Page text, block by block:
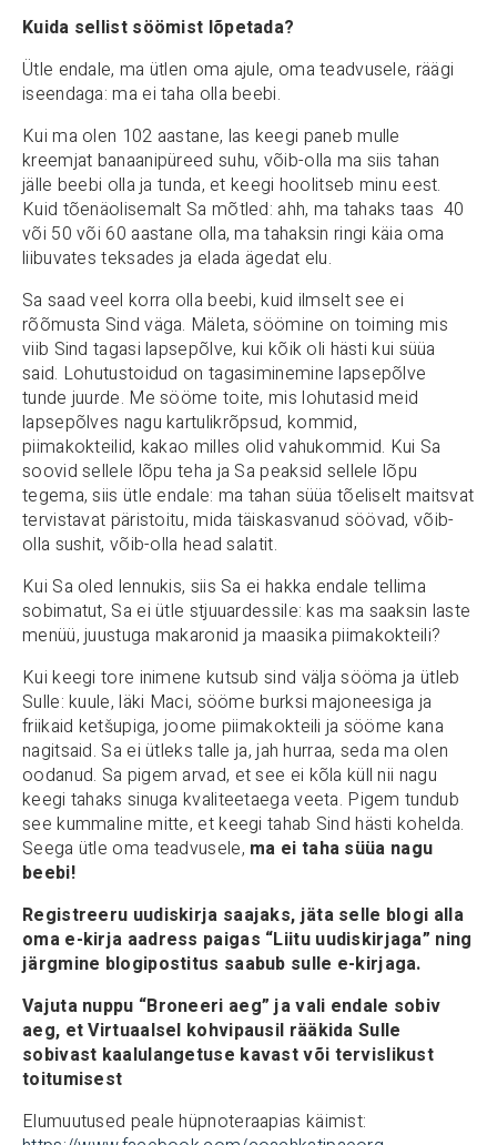
Kuida sellist söömist lõpetada?
Ütle endale, ma ütlen oma ajule, oma teadvusele, räägi
iseendaga: ma ei taha olla beebi.
Kui ma olen 102 aastane, las keegi paneb mulle
kreemjat banaanipüreed suhu, võib-olla ma siis tahan
jälle beebi olla ja tunda, et keegi hoolitseb minu eest.
Kuid tõenäolisemalt Sa mõtled: ahh, ma tahaks taas 40
või 50 või 60 aastane olla, ma tahaksin ringi käia oma
liibuvates teksades ja elada ägedat elu.
Sa saad veel korra olla beebi, kuid ilmselt see ei
rõõmusta Sind väga. Mäleta, söömine on toiming mis
viib Sind tagasi lapsepõlve, kui kõik oli hästi kui süüa
said. Lohutustoidud on tagasiminemine lapsepõlve
tunde juurde. Me sööme toite, mis lohutasid meid
lapsepõlves nagu kartulikrõpsud, kommid,
piimakokteilid, kakao milles olid vahukommid. Kui Sa
soovid sellele lõpu teha ja Sa peaksid sellele lõpu
tegema, siis ütle endale: ma tahan süüa tõeliselt maitsvat
tervistavat päristoitu, mida täiskasvanud söövad, võib-
olla sushit, võib-olla head salatit.
Kui Sa oled lennukis, siis Sa ei hakka endale tellima
sobimatut, Sa ei ütle stjuuardessile: kas ma saaksin laste
menüü, juustuga makaronid ja maasika piimakokteili?
Kui keegi tore inimene kutsub sind välja sööma ja ütleb
Sulle: kuule, läki Maci, sööme burksi majoneesiga ja
friikaid ketšupiga, joome piimakokteili ja sööme kana
nagitsaid. Sa ei ütleks talle ja, jah hurraa, seda ma olen
oodanud. Sa pigem arvad, et see ei kõla küll nii nagu
keegi tahaks sinuga kvaliteetaega veeta. Pigem tundub
see kummaline mitte, et keegi tahab Sind hästi kohelda.
Seega ütle oma teadvusele, ma ei taha süüa nagu
beebi!
Registreeru uudiskirja saajaks, jäta selle blogi alla
oma e-kirja aadress paigas “Liitu uudiskirjaga” ning
järgmine blogipostitus saabub sulle e-kirjaga.
Vajuta nuppu “Broneeri aeg” ja vali endale sobiv
aeg, et Virtuaalsel kohvipausil rääkida Sulle
sobivast kaalulangetuse kavast või tervislikust
toitumisest
Elumuutused peale hüpnoteraapias käimist: